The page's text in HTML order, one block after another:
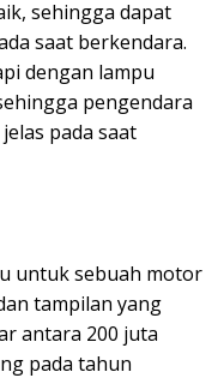
sehingga dapat
saat berkendara.
dengan lampu
pengendara
pada saat
untuk sebuah motor
tampilan yang
antara 200 juta
pada tahun